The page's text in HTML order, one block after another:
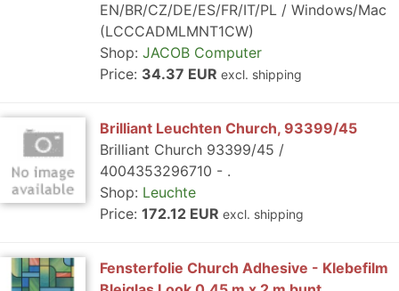
EN/BR/CZ/DE/ES/FR/IT/PL / Windows/Mac
(LCCCADMLMNT1CW)
Shop: JACOB Computer
Price: 34.37 EUR excl. shipping
Brilliant Leuchten Church, 93399/45
Brilliant Church 93399/45 /
4004353296710 - .
Shop: Leuchte
Price: 172.12 EUR excl. shipping
Fensterfolie Church Adhesive - Klebefilm